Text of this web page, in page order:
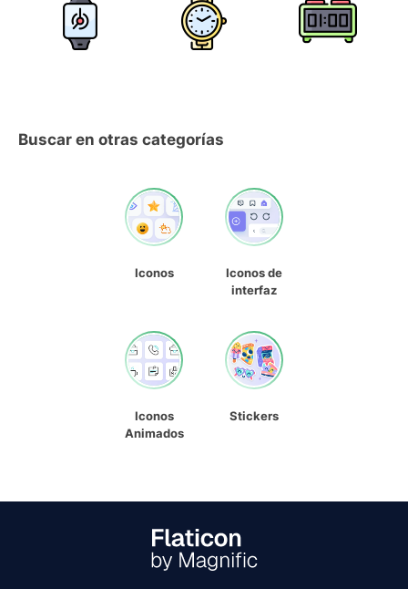
Buscar en otras categorías
Iconos
Iconos de
interfaz
Iconos
Animados
Stickers